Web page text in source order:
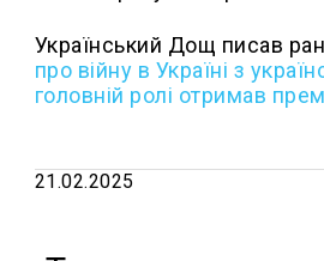
Український Дощ писав
про війну в Україні з
головній ролі отримав
21.02.2025